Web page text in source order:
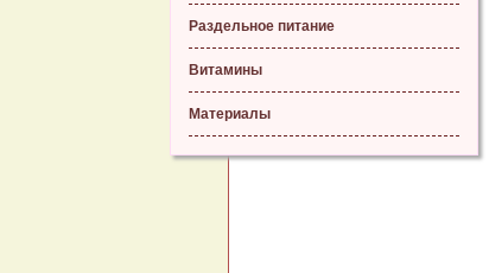
Раздельное питание
Витамины
Материалы